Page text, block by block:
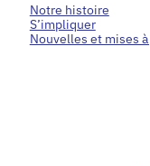
Notre histoire
S’impliquer
Nouvelles et mises